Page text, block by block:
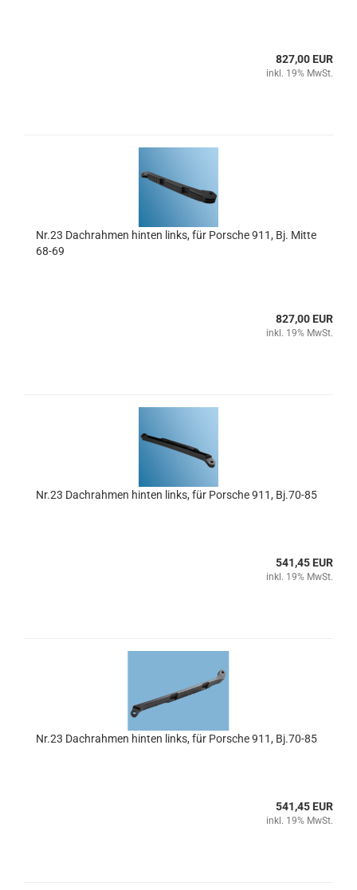
827,00 EUR
inkl. 19% MwSt.
Nr.23 Dachrahmen hinten links, für Porsche 911, Bj. Mitte
68-69
827,00 EUR
inkl. 19% MwSt.
Nr.23 Dachrahmen hinten links, für Porsche 911, Bj.70-85
541,45 EUR
inkl. 19% MwSt.
Nr.23 Dachrahmen hinten links, für Porsche 911, Bj.70-85
541,45 EUR
inkl. 19% MwSt.